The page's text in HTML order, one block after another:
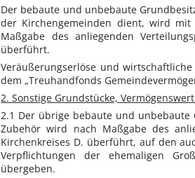
Der bebaute und unbebaute
der Kirchengemeinden dient, wird
Maßgabe des anliegenden
überführt.
Veräußerungserlöse und
dem „Treuhandfonds
2. Sonstige Grundstücke,
2.1 Der übrige bebaute und
Zubehör wird nach Maßgabe des
Kirchenkreises D. überführt, auf den
Verpflichtungen der ehemaligen
übergeben.